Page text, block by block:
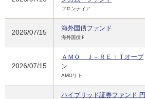
フロンティア
2026/07/15
海外国債ファンド
海外国債Ｆ
2026/07/15
ＡＭＯ Ｊ－ＲＥＩＴオープ
ン
AMOリト
ハイブリッド証券ファンド 円